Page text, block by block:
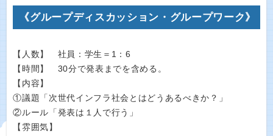
《グループディスカッション・グループワーク》
【人数】 社員：学生＝1：6
【時間】 30分で発表までを含める。
【内容】
①議題「次世代インフラ社会とはどうあるべきか？」
②ルール「発表は１人で行う」
【雰囲気】